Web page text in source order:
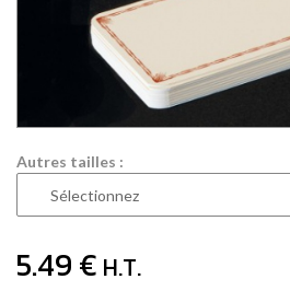
Autres tailles :
5.49€ H.T.